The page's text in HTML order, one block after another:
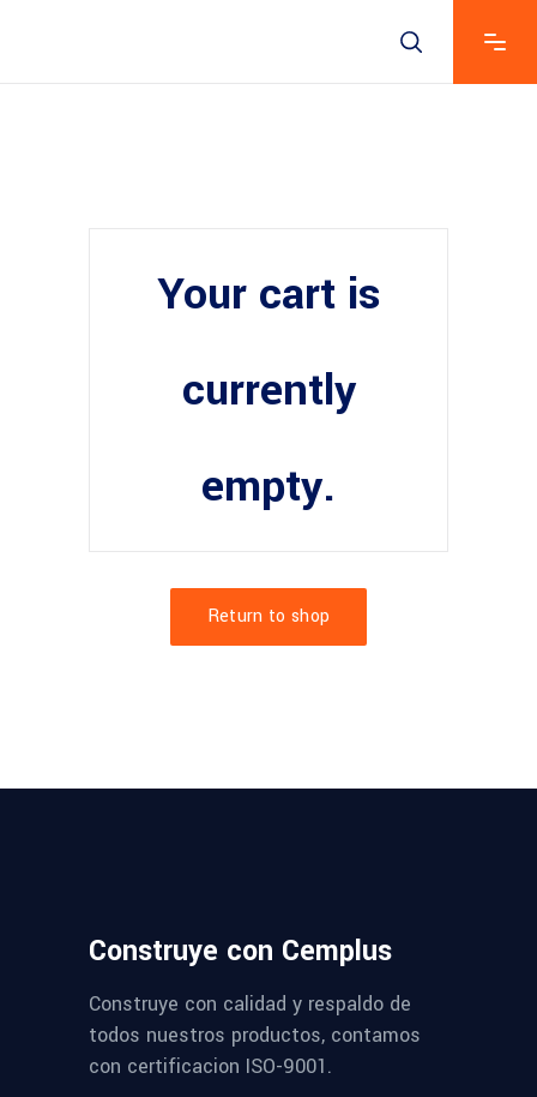
Your cart is
currently
empty.
Return to shop
Construye con Cemplus
Construye con calidad y respaldo de
todos nuestros productos, contamos
con certificacion ISO-9001.